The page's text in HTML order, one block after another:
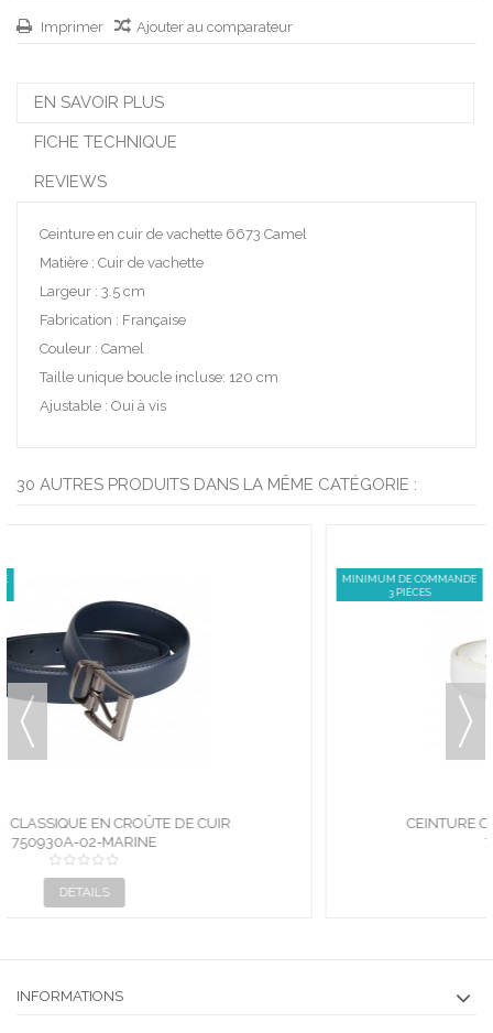
Imprimer Ajouter au comparateur
EN SAVOIR PLUS
FICHE TECHNIQUE
REVIEWS
Ceinture en cuir de vachette 6673 Camel
Matière : Cuir de vachette
Largeur : 3.5 cm
Fabrication : Française
Couleur : Camel
Taille unique boucle incluse: 120 cm
Ajustable : Oui à vis
30 AUTRES PRODUITS DANS LA MÊME CATÉGORIE :
CEINTURE CLASSIQUE EN CROÛTE DE CUIR
INFORMATIONS